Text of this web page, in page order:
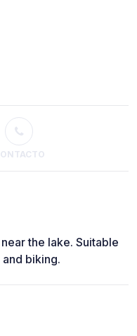
the lake. Suitable
biking.